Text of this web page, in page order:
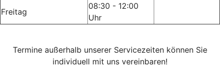
Freitag
08:30 - 12:00
Uhr
Termine außerhalb unserer Servicezeiten können Sie
individuell mit uns vereinbaren!